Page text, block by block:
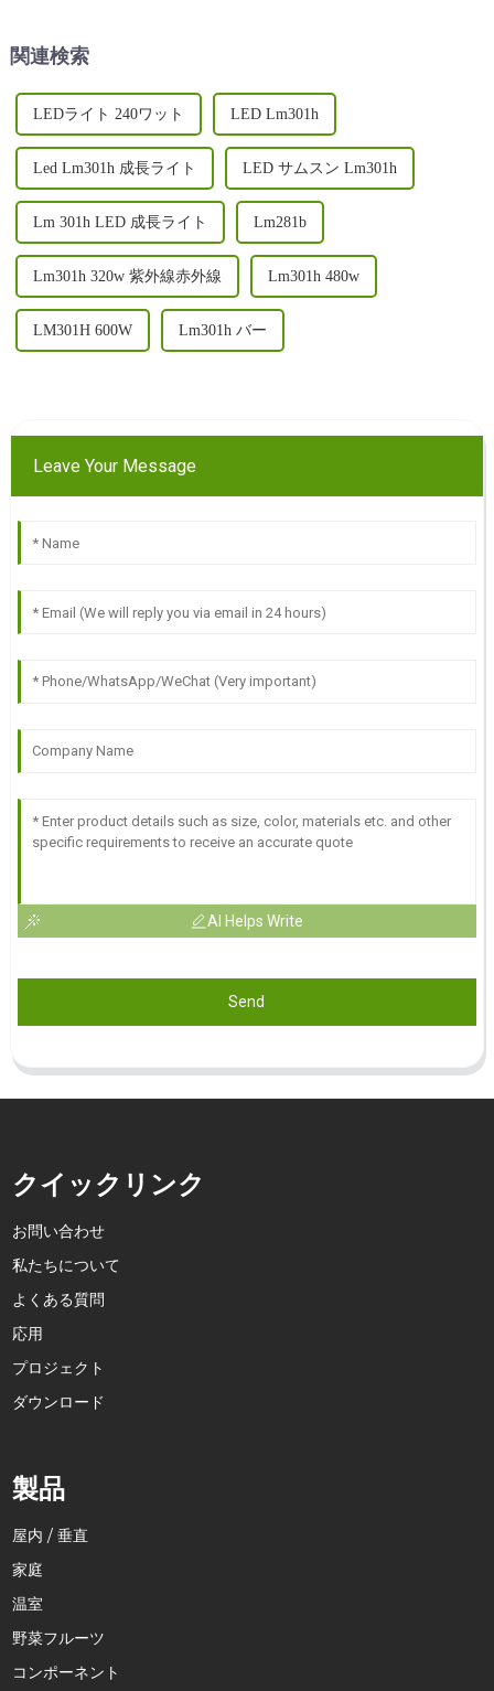
関連検索
LEDライト 240ワット LED Lm301h
Led Lm301h 成長ライト LED サムスン Lm301h
Lm 301h LED 成長ライト Lm281b
Lm301h 320w 紫外線赤外線 Lm301h 480w
LM301H 600W Lm301h バー
Leave Your Message
AI Helps Write
Send
クイックリンク
お問い合わせ
私たちについて
よくある質問
応用
プロジェクト
ダウンロード
製品
屋内 / 垂直
家庭
温室
野菜フルーツ
コンポーネント